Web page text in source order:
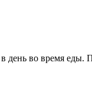
день во время